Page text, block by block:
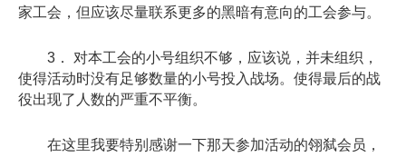
家工会，但应该尽量联系更多的黑暗有意向的工会参与。
3． 对本工会的小号组织不够，应该说，并未组织，
使得活动时没有足够数量的小号投入战场。使得最后的战
役出现了人数的严重不平衡。
在这里我要特别感谢一下那天参加活动的翎弑会员，